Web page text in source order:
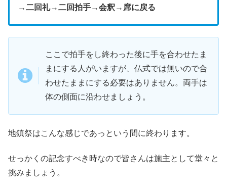
→二回礼→二回拍手→会釈→席に戻る
ここで拍手をし終わった後に手を合わせたま
まにする人がいますが、仏式では無いので合
わせたままにする必要はありません。両手は
体の側面に沿わせましょう。
地鎮祭はこんな感じであっという間に終わります。
せっかくの記念すべき時なので皆さんは施主として堂々と
挑みましょう。